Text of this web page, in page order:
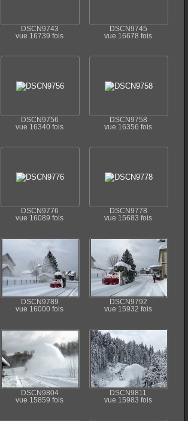
DSCN9743
vue 16739 fois
DSCN9745
vue 16678 fois
DSCN9756
vue 16340 fois
DSCN9758
vue 16356 fois
DSCN9776
vue 16089 fois
DSCN9778
vue 15683 fois
DSCN9789
vue 16000 fois
DSCN9792
vue 15932 fois
DSCN9804
vue 15859 fois
DSCN9811
vue 15983 fois